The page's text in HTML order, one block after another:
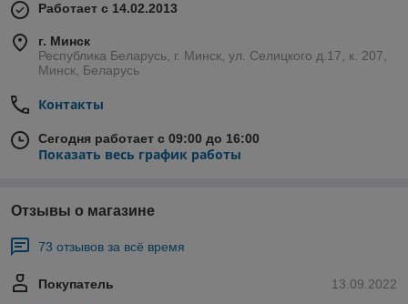
Работает с 14.02.2013
г. Минск
Республика Беларусь, г. Минск, ул. Селицкого д.17, к. 207,
Минск, Беларусь
Контакты
Сегодня работает с 09:00 до 16:00
Показать весь график работы
Отзывы о магазине
73 отзывов за всё время
13.09.2022
Покупатель